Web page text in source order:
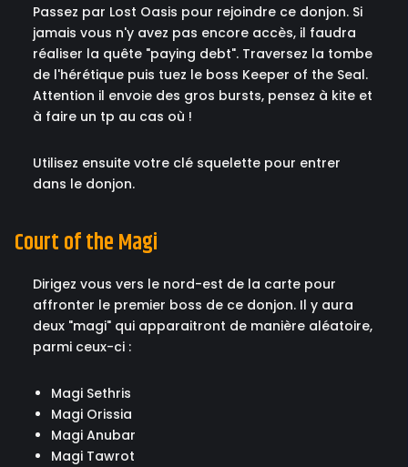
Passez par Lost Oasis pour rejoindre ce donjon. Si
jamais vous n'y avez pas encore accès, il faudra
réaliser la quête "paying debt". Traversez la tombe
de l'hérétique puis tuez le boss Keeper of the Seal.
Attention il envoie des gros bursts, pensez à kite et
à faire un tp au cas où !
Utilisez ensuite votre clé squelette pour entrer
dans le donjon.
Court of the Magi
Dirigez vous vers le nord-est de la carte pour
affronter le premier boss de ce donjon. Il y aura
deux "magi" qui apparaitront de manière aléatoire,
parmi ceux-ci :
Magi Sethris
Magi Orissia
Magi Anubar
Magi Tawrot